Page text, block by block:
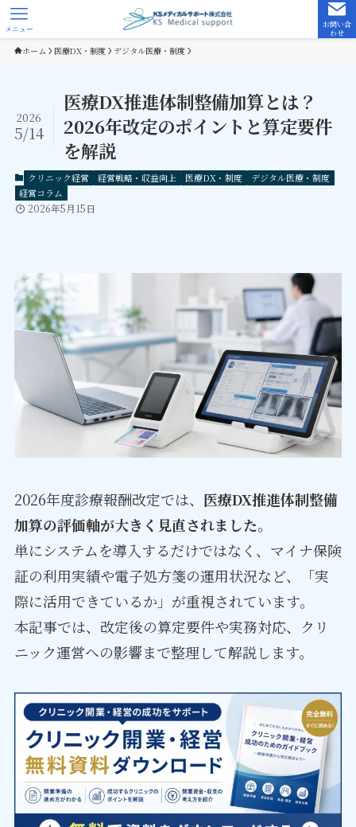
お問い合
わせ
メニュー
ホーム 医療DX・制度 デジタル医療・制度
医療DX推進体制整備加算とは？
2026年改定のポイントと算定要件
を解説
2026
5/14
クリニック経営 経営戦略・収益向上 医療DX・制度
デジタル医療・制度
経営コラム
2026年5月15日
2026年度診療報酬改定では、 医療DX推進体制整備
加算の評価軸が大きく見直されました。
単にシステムを導入するだけではなく、マイナ保険
証の利用実績や電子処方箋の運用状況など、「実
際に活用できているか」が重視されています。
本記事では、改定後の算定要件や実務対応、クリ
ニック運営への影響まで整理して解説します。